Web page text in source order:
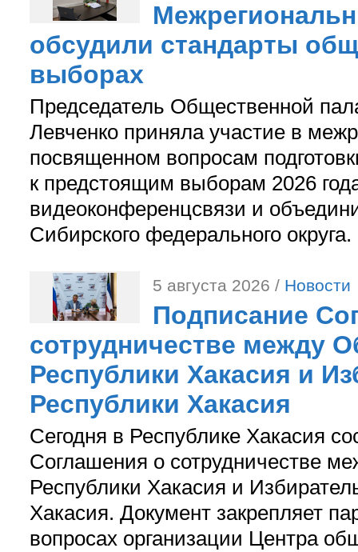
обсудили стандарты
выборах
Председатель Общественной
Левченко приняла участие в
посвященном вопросам
к предстоящим выборам 2026
видеоконференцсвязи и
Сибирского федерального округа.
5 августа 2026 / Новости
Подписание
сотрудничестве между
Республики Хакасия и
Республики Хакасия
Сегодня в Республике Хакасия
Соглашения о сотрудничестве
Республики Хакасия и
Хакасия. Документ закрепляет
вопросах организации Центра